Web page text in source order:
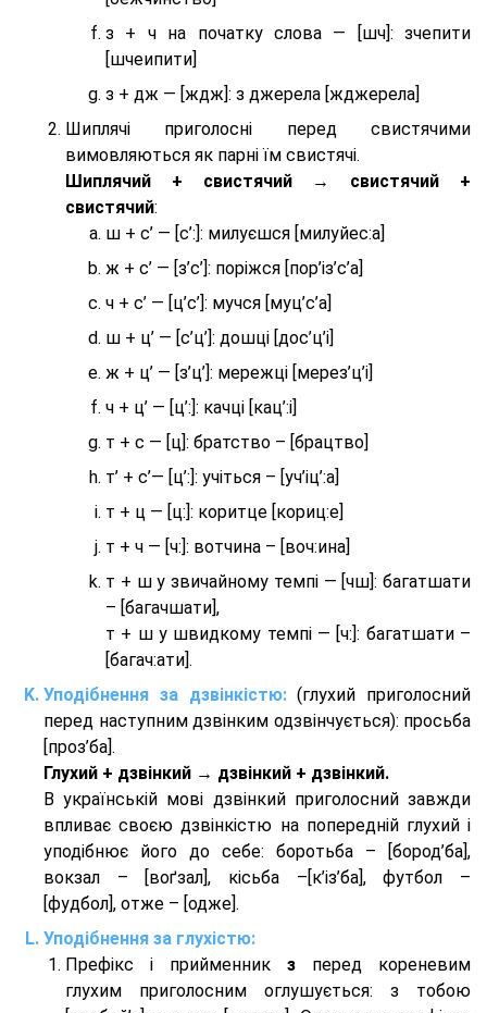
з + ч на початку слова — [шч]: зчепити
[шчеипити]
з + дж — [ждж]: з джерела [жджерела]
Шиплячі приголосні перед свистячими
вимовляються як парні їм свистячі.
Шиплячий + свистячий → свистячий +
свистячий:
ш + с’ — [с’:]: милуєшся [милуйес:а]
ж + с’ — [з’с’]: поріжся [пор’із’с’а]
ч + с’ — [ц’с’]: мучся [муц’с’а]
ш + ц’ — [с’ц’]: дошці [дос’ц’і]
ж + ц’ — [з’ц’]: мережці [мерез’ц’і]
ч + ц’ — [ц’:]: качці [кац’:і]
т + с — [ц]: братство – [брaцтво]
т’ + с’— [ц’:]: учіться – [уч’іц’:a]
т + ц — [ц:]: коритце [кориц:е]
т + ч — [ч:]: вотчина – [вoч:ина]
т + ш у звичайному темпі — [чш]: багатшати
– [багачшати],
т + ш у швидкому темпі — [ч:]: багатшати –
[багач:ати].
Уподібнення за дзвінкістю:(глухий приголосний
перед наступним дзвінким одзвінчується): просьба
[проз’ба].
Глухий + дзвінкий → дзвінкий + дзвінкий.
В українській мові дзвінкий приголосний завжди
впливає своєю дзвінкістю на попередній глухий і
уподібнює його до себе: боротьба – [бород’ба],
вокзал – [воґзал], кісьба –[к’із’ба], футбол –
[фудбол], отже – [одже].
Уподібнення за глухістю:
Префікс і прийменник з перед кореневим
глухим приголосним оглушується: з тобою